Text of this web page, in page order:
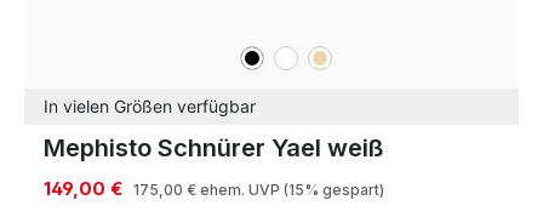
schwarz
weißbeige
In vielen Größen verfügbar
Mephisto Schnürer Yael weiß
149,00 € 175,00 € ehem. UVP (15% gespart)